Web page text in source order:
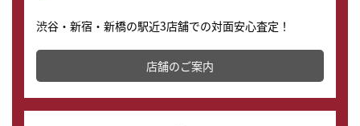
渋谷・新宿・新橋の駅近3店舗での対面安心査定！
その場で現金買取致します。渋谷本店では、時計販売の
店舗を併設しており、下取りに出してお得に新しい時計
の購入もできます♪
店舗のご案内